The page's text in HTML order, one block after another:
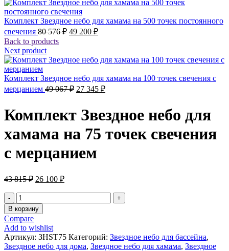
Комплект Звездное небо для хамама на 500 точек постоянного
свечения 80 576₽ Первоначальная
80
49 200 ₽Текущая
200 ₽.
Back to products
Next product
Комплект Звездное небо для хамама на 100 точек свечения с
мерцанием 49 067₽ Первоначальная
49
27 345 ₽Текущая
345 ₽.
Комплект Звездное небо для
хамама на 75 точек свечения
с мерцанием
43 815₽ Первоначальная
составляла
43
815 ₽.
26 100 ₽Текущая
26
100 ₽.
Количество
товара
Комплект
Звездное
небо
для
В корзину
Compare
Add to wishlist
Артикул: ЗНST75 Категорий: Звездное небо для бассейна,
Звездное небо для дома, Звездное небо для хамама, Звездное